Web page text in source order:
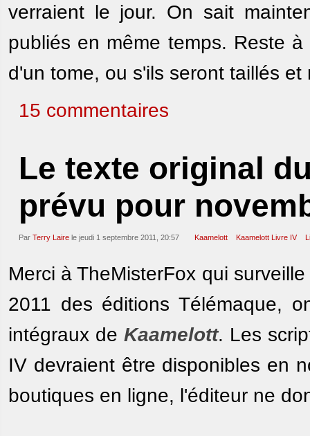
verraient le jour. On sait
publiés en même temps. Reste
d'un tome, ou s'ils seront taillés
15 commentaires
Le texte original
prévu pour
Par Terry Laire le jeudi 1 septembre 2011, 20:57 Kaamelott Kaamelott Livre IV
Merci à TheMisterFox qui
2011 des éditions Télémaque,
intégraux de Kaamelott. Les
IV devraient être disponibles en
boutiques en ligne, l'éditeur ne